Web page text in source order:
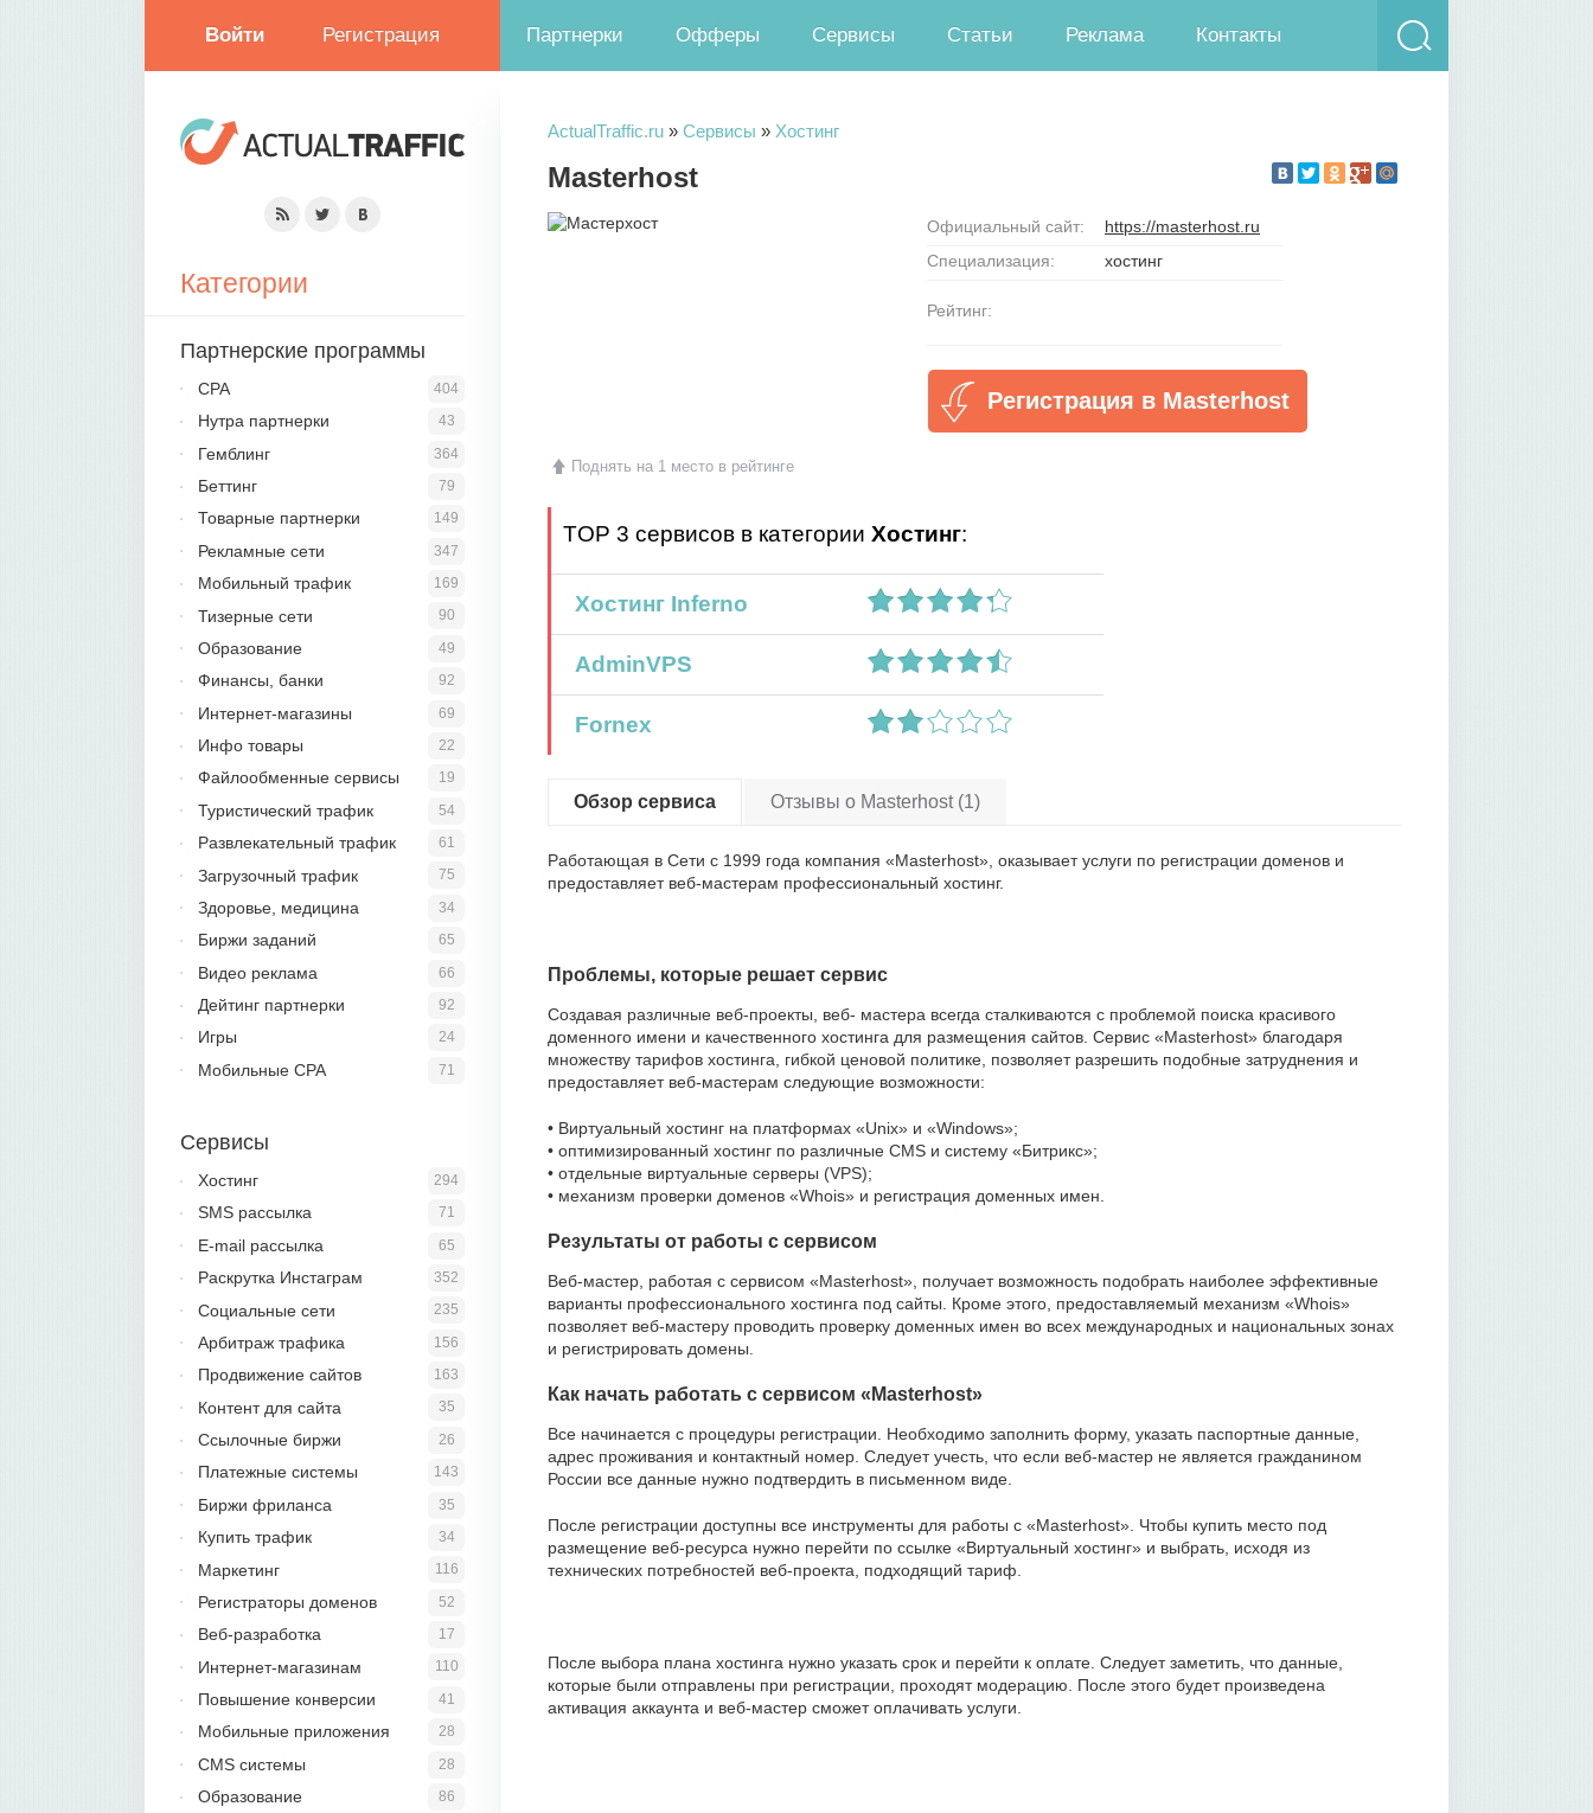
Войти Регистрация Партнерки Офферы Сервисы Статьи Реклама Контакты
ActualTraffic.ru » Сервисы » Хостинг
Masterhost
Поднять на 1 место в рейтинге
Официальный сайт:
https://masterhost.ru
Специализация:
хостинг
Рейтинг:
Регистрация в Masterhost
TOP 3 сервисов в категории Хостинг:
Хостинг Inferno
AdminVPS
Fornex
Обзор сервиса Отзывы о Masterhost (1)
Работающая в Сети с 1999 года компания «Masterhost», оказывает услуги по регистрации доменов и
предоставляет веб-мастерам профессиональный хостинг.
Проблемы, которые решает сервис
Создавая различные веб-проекты, веб- мастера всегда сталкиваются с проблемой поиска красивого
доменного имени и качественного хостинга для размещения сайтов. Сервис «Masterhost» благодаря
множеству тарифов хостинга, гибкой ценовой политике, позволяет разрешить подобные затруднения и
предоставляет веб-мастерам следующие возможности:
• Виртуальный хостинг на платформах «Unix» и «Windows»;
• оптимизированный хостинг по различные CMS и систему «Битрикс»;
• отдельные виртуальные серверы (VPS);
• механизм проверки доменов «Whois» и регистрация доменных имен.
Результаты от работы с сервисом
Веб-мастер, работая с сервисом «Masterhost», получает возможность подобрать наиболее эффективные
варианты профессионального хостинга под сайты. Кроме этого, предоставляемый механизм «Whois»
позволяет веб-мастеру проводить проверку доменных имен во всех международных и национальных зонах
и регистрировать домены.
Как начать работать с сервисом «Masterhost»
Все начинается с процедуры регистрации. Необходимо заполнить форму, указать паспортные данные,
адрес проживания и контактный номер. Следует учесть, что если веб-мастер не является гражданином
России все данные нужно подтвердить в письменном виде.
После регистрации доступны все инструменты для работы с «Masterhost». Чтобы купить место под
размещение веб-ресурса нужно перейти по ссылке «Виртуальный хостинг» и выбрать, исходя из
технических потребностей веб-проекта, подходящий тариф.
После выбора плана хостинга нужно указать срок и перейти к оплате. Следует заметить, что данные,
которые были отправлены при регистрации, проходят модерацию. После этого будет произведена
активация аккаунта и веб-мастер сможет оплачивать услуги.
Категории
Партнерские программы
404
CPA
43
Нутра партнерки
364
Гемблинг
79
Беттинг
149
Товарные партнерки
347
Рекламные сети
169
Мобильный трафик
90
Тизерные сети
49
Образование
92
Финансы, банки
69
Интернет-магазины
22
Инфо товары
19
Файлообменные сервисы
54
Туристический трафик
61
Развлекательный трафик
75
Загрузочный трафик
34
Здоровье, медицина
65
Биржи заданий
66
Видео реклама
92
Дейтинг партнерки
24
Игры
71
Мобильные CPA
Сервисы
294
Хостинг
71
SMS рассылка
65
E-mail рассылка
352
Раскрутка Инстаграм
235
Социальные сети
156
Арбитраж трафика
163
Продвижение сайтов
35
Контент для сайта
26
Ссылочные биржи
143
Платежные системы
35
Биржи фриланса
34
Купить трафик
116
Маркетинг
52
Регистраторы доменов
17
Веб-разработка
110
Интернет-магазинам
41
Повышение конверсии
28
Мобильные приложения
28
CMS системы
86
Образование